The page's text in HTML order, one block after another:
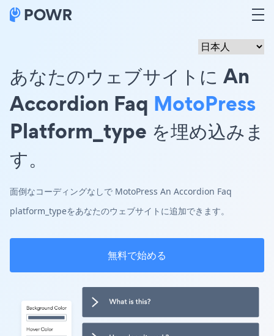
あなたのウェブサイトに An
Accordion Faq MotoPress
Platform_type を埋め込みま
す。
面倒なコーディングなしで MotoPress An Accordion Faq
platform_typeをあなたのウェブサイトに追加できます。
無料で始める